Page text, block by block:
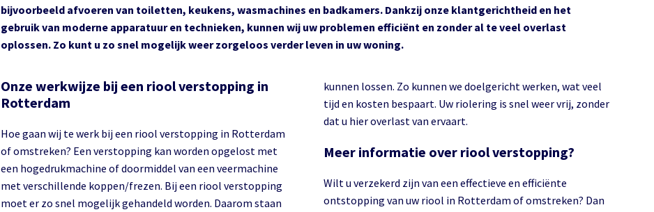
bijvoorbeeld afvoeren van toiletten, keukens, wasmachines en badkamers. Dankzij onze klantgerichtheid en het
gebruik van moderne apparatuur en technieken, kunnen wij uw problemen efficiënt en zonder al te veel overlast
oplossen. Zo kunt u zo snel mogelijk weer zorgeloos verder leven in uw woning.
Onze werkwijze bij een riool verstopping in
Rotterdam
Hoe gaan wij te werk bij een riool verstopping in Rotterdam
of omstreken? Een verstopping kan worden opgelost met
een hogedrukmachine of doormiddel van een veermachine
met verschillende koppen/frezen. Bij een riool verstopping
moet er zo snel mogelijk gehandeld worden. Daarom staan
kunnen lossen. Zo kunnen we doelgericht werken, wat veel
tijd en kosten bespaart. Uw riolering is snel weer vrij, zonder
dat u hier overlast van ervaart.
Meer informatie over riool verstopping?
Wilt u verzekerd zijn van een effectieve en efficiënte
ontstopping van uw riool in Rotterdam of omstreken? Dan